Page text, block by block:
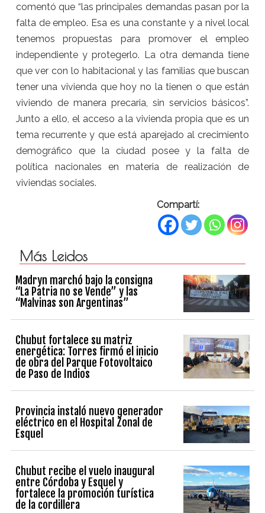
comentó que “las principales demandas pasan por la
falta de empleo. Esa es una constante y a nivel local
tenemos propuestas para promover el empleo
independiente y protegerlo. La otra demanda tiene
que ver con lo habitacional y las familias que buscan
tener una vivienda que hoy no la tienen o que están
viviendo de manera precaria, sin servicios básicos”.
Junto a ello, el acceso a la vivienda propia que es un
tema recurrente y que está aparejado al crecimiento
demográfico que la ciudad posee y la falta de
política nacionales en materia de realización de
viviendas sociales.
Compartí:
Más Leidos
Madryn marchó bajo la consigna
“La Patria no se Vende” y las
“Malvinas son Argentinas”
Chubut fortalece su matriz
energética: Torres firmó el inicio
de obra del Parque Fotovoltaico
de Paso de Indios
Provincia instaló nuevo generador
eléctrico en el Hospital Zonal de
Esquel
Chubut recibe el vuelo inaugural
entre Córdoba y Esquel y
fortalece la promoción turística
de la cordillera